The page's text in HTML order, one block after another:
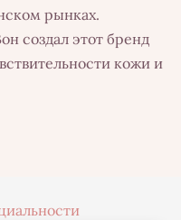
рынках.
создал этот бренд
кожи и